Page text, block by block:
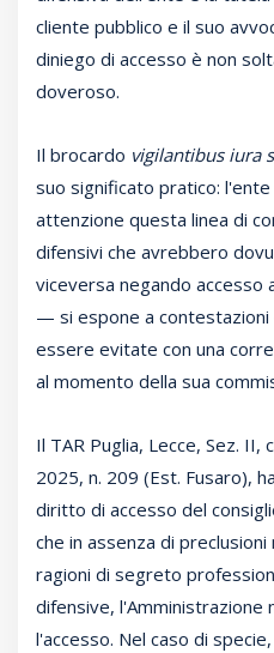
cliente pubblico e il suo
diniego di accesso è non
doveroso.
Il brocardo vigilantibus iura
suo significato pratico:
attenzione questa linea di
difensivi che avrebbero
viceversa negando accesso
— si espone a
essere evitate con una
al momento della sua
Il TAR Puglia, Lecce, Sez.
2025, n. 209 (Est. Fusaro),
diritto di accesso del
che in assenza di
ragioni di segreto
difensive, l'Amministrazione
l'accesso. Nel caso di